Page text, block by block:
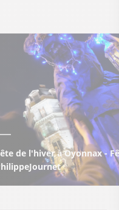
(14) - Fête de
de l'hiver à Oyonnax -